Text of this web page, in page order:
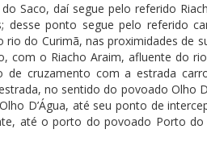
Saco, daí segue pelo referido
ponto segue pelo referido
do Curimã, nas proximidades de
o Riacho Araim, afluente do
cruzamento com a estrada
no sentido do povoado Olho
D’Água, até seu ponto de
até o porto do povoado Porto do